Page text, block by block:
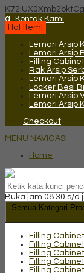
q
Kontak Kami
Hot Item!
Lemari Arsip
Lemari Arsip
Filling
Rak Arsip
Lemari Arsip
Locker Besi
Lemari Arsip
Lemari Arsip
Checkout
MENU NAVIGASI
Home
Buka jam 08.30 s/d
Semua Kategori
Filling
Filling
Filling
Filling
Filling